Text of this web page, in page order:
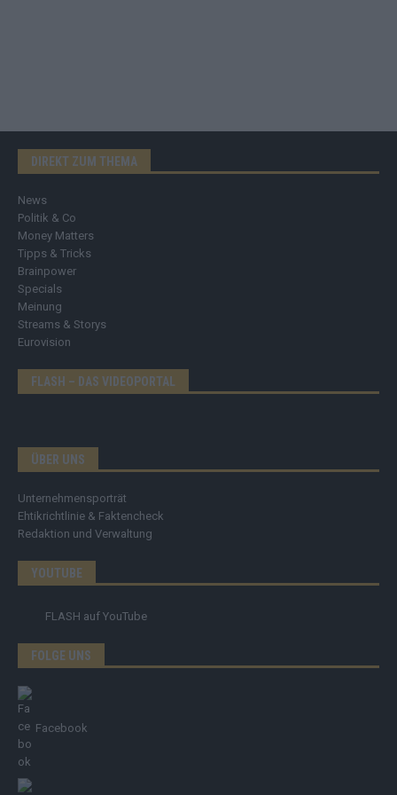
DIREKT ZUM THEMA
News
Politik & Co
Money Matters
Tipps & Tricks
Brainpower
Specials
Meinung
Streams & Storys
Eurovision
FLASH – DAS VIDEOPORTAL
ÜBER UNS
Unternehmensporträt
Ehtikrichtlinie & Faktencheck
Redaktion und Verwaltung
YOUTUBE
FLASH auf YouTube
FOLGE UNS
Facebook